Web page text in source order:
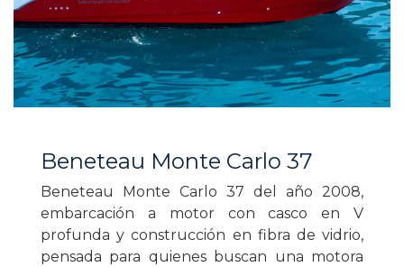
Beneteau Monte Carlo 37
Beneteau Monte Carlo 37 del año 2008,
embarcación a motor con casco en V
profunda y construcción en fibra de vidrio,
pensada para quienes buscan una motora